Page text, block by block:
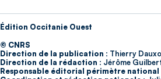
Édition Occitanie Ouest
© CNRS
Direction de la publication : Thierry
Direction de la rédaction : Jérôme
Responsable éditorial périmètre national